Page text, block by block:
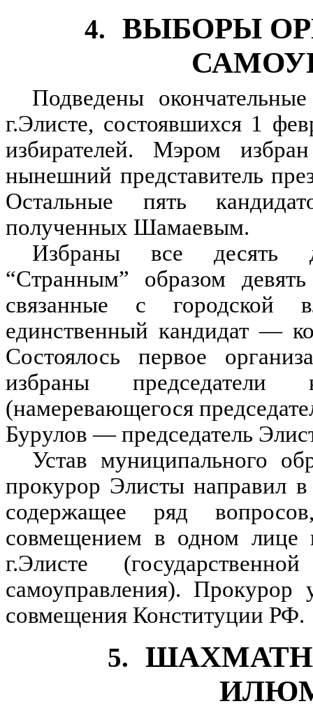
4.
ВЫБОРЫ
Подведены
г.Элисте, состоявшихся 1
избирателей. Мэром
нынешний представитель
Остальные пять
полученных Шамаевым.
Избраны все десять
“Странным” образом
связанные с городской
единственный кандидат —
Состоялось первое
избраны председатели
(намеревающегося
Бурулов — председатель
Устав муниципального
прокурор Элисты направил в
содержащее ряд
совмещением в одном лице
г.Элисте
самоуправления). Прокурор
совмещения Конституции РФ.
5.